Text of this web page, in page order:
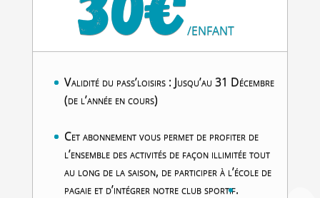
/ENFANT
Validité du pass’loisirs : Jusqu’au 31 Décembre
(de l’année en cours)
Cet abonnement vous permet de profiter de
l’ensemble des activités de façon illimitée tout
au long de la saison, de participer à l’école de
pagaie et d’intégrer notre club sportif.